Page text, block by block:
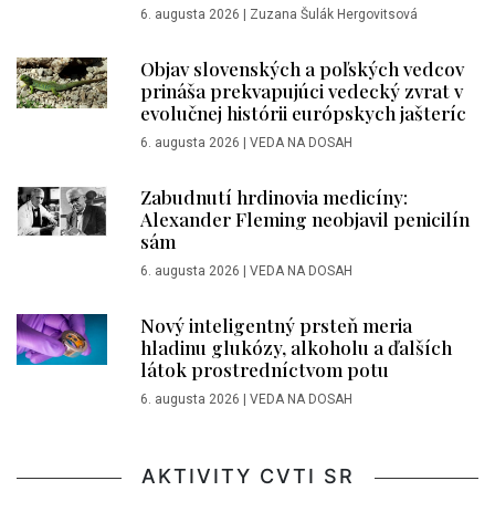
6. augusta 2026 Zuzana Šulák Hergovitsová
Objav slovenských a poľských vedcov
prináša prekvapujúci vedecký zvrat v
evolučnej histórii európskych jašteríc
6. augusta 2026 VEDA NA DOSAH
Zabudnutí hrdinovia medicíny:
Alexander Fleming neobjavil penicilín
sám
6. augusta 2026 VEDA NA DOSAH
Nový inteligentný prsteň meria
hladinu glukózy, alkoholu a ďalších
látok prostredníctvom potu
6. augusta 2026 VEDA NA DOSAH
AKTIVITY CVTI SR